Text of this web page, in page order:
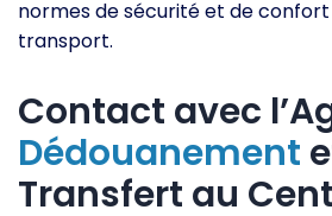
normes de sécurité et de
transport.
Contact avec
Dédouanement
Transfert au